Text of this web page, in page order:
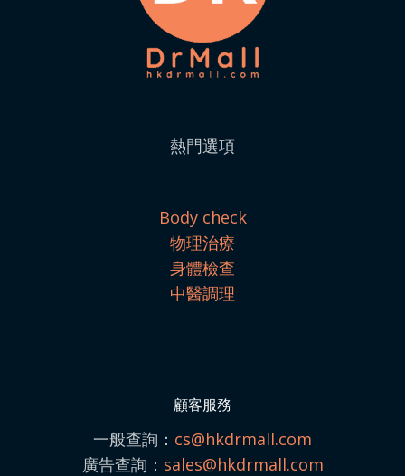
熱門選項
Body check
物理治療
身體檢查
中醫調理
顧客服務
一般查詢： cs@hkdrmall.com
廣告查詢： sales@hkdrmall.com